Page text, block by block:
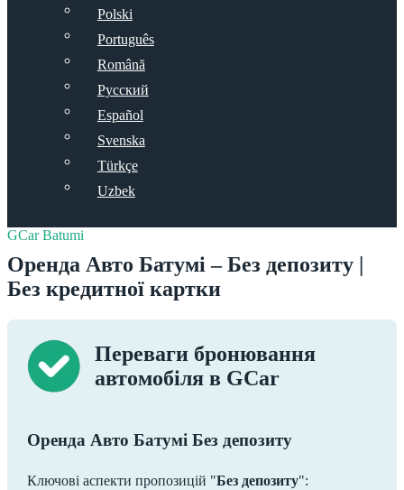
Polski
Português
Română
Русский
Español
Svenska
Türkçe
Uzbek
GCar Batumi
Оренда Авто Батумі – Без депозиту |
Без кредитної картки
Переваги бронювання
автомобіля в GCar
Оренда Авто Батумі Без депозиту
Ключові аспекти пропозицій "Без депозиту":